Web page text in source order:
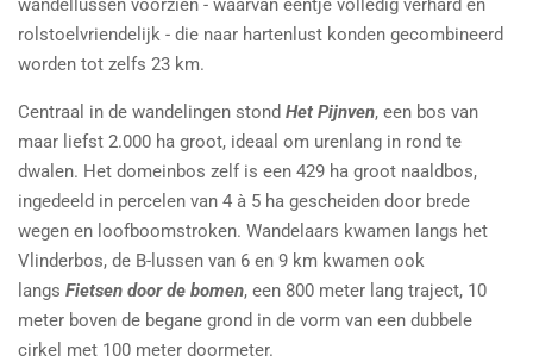
wandellussen voorzien - waarvan eentje volledig verhard en
rolstoelvriendelijk - die naar hartenlust konden gecombineerd
worden tot zelfs 23 km.
Centraal in de wandelingen stond Het Pijnven, een bos van
maar liefst 2.000 ha groot, ideaal om urenlang in rond te
dwalen. Het domeinbos zelf is een 429 ha groot naaldbos,
ingedeeld in percelen van 4 à 5 ha gescheiden door brede
wegen en loofboomstroken. Wandelaars kwamen langs het
Vlinderbos, de B-lussen van 6 en 9 km kwamen ook
langs Fietsen door de bomen, een 800 meter lang traject, 10
meter boven de begane grond in de vorm van een dubbele
cirkel met 100 meter doormeter.